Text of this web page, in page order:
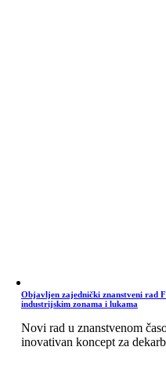
Objavljen zajednički znanstveni rad
industrijskim zonama i lukama
Novi rad u znanstvenom
inovativan koncept za